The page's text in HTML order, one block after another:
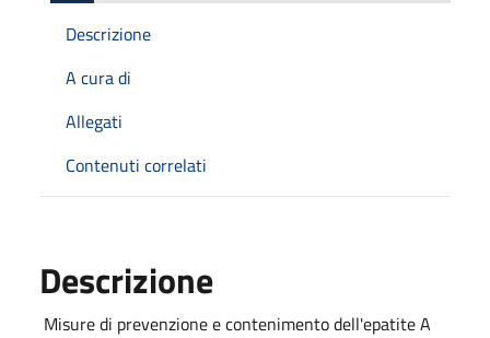
Descrizione
A cura di
Allegati
Contenuti correlati
Descrizione
Misure di prevenzione e contenimento dell'epatite A